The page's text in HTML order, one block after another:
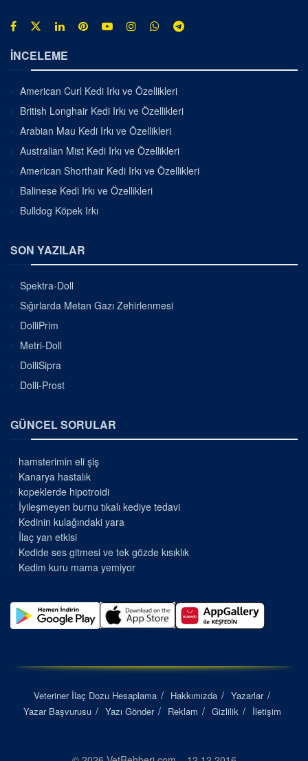
İNCELEME
American Curl Kedi Irkı ve Özellikleri
British Longhair Kedi Irkı ve Özellikleri
Arabian Mau Kedi Irkı ve Özellikleri
Australian Mist Kedi Irkı ve Özellikleri
American Shorthair Kedi Irkı ve Özellikleri
Balinese Kedi Irkı ve Özellikleri
Bulldog Köpek Irkı
SON YAZILAR
Spektra-Doll
Sığırlarda Metan Gazı Zehirlenmesi
DolliPrim
Metri-Doll
DolliSipra
Dolli-Prost
GÜNCEL SORULAR
hamsterimin eli şiş
Kanarya hastalık
kopeklerde hipotroidi
İyileşmeyen burnu tıkalı kediye tedavi
Kedinin kulağındaki yara
İlaç yan etkisi
Kedide ses gitmesi ve tek gözde kısıklık
Kedim kuru mama yemiyor
Veteriner İlaç Dozu Hesaplama Hakkımızda
Yazarlar
Yazar Başvurusu
Yazı Gönder Reklam Gizlilik İletişim